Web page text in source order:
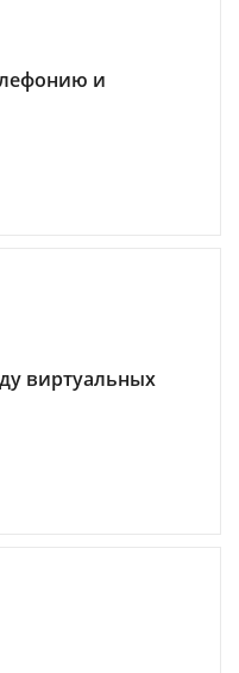
и
виртуальных